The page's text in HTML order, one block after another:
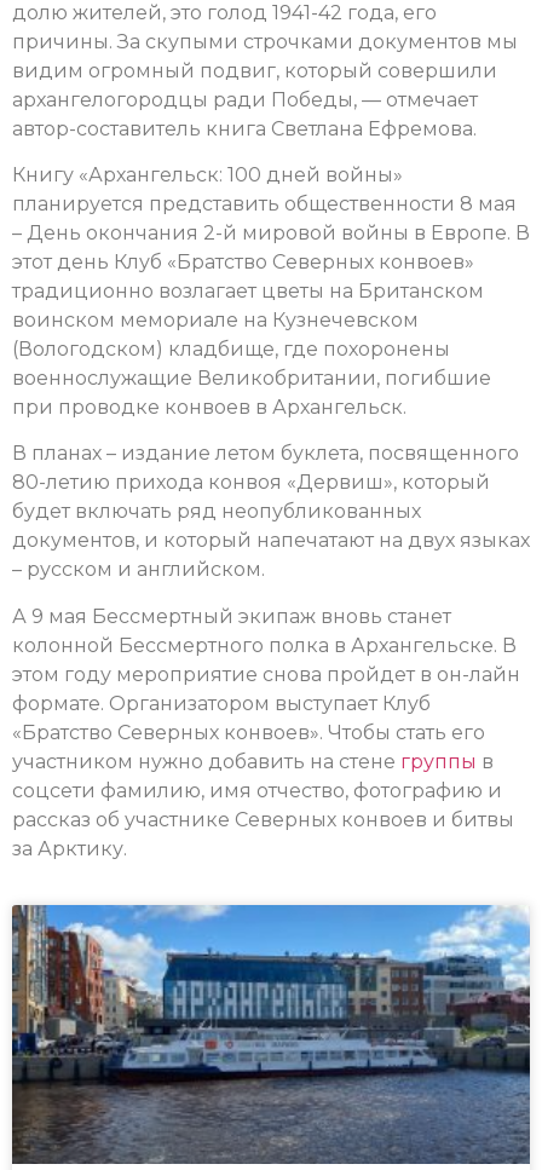
долю жителей, это голод 1941-42 года, его
причины. За скупыми строчками документов мы
видим огромный подвиг, который совершили
архангелогородцы ради Победы, — отмечает
автор-составитель книга Светлана Ефремова.
Книгу «Архангельск: 100 дней войны»
планируется представить общественности 8 мая
– День окончания 2-й мировой войны в Европе. В
этот день Клуб «Братство Северных конвоев»
традиционно возлагает цветы на Британском
воинском мемориале на Кузнечевском
(Вологодском) кладбище, где похоронены
военнослужащие Великобритании, погибшие
при проводке конвоев в Архангельск.
В планах – издание летом буклета, посвященного
80-летию прихода конвоя «Дервиш», который
будет включать ряд неопубликованных
документов, и который напечатают на двух языках
– русском и английском.
А 9 мая Бессмертный экипаж вновь станет
колонной Бессмертного полка в Архангельске. В
этом году мероприятие снова пройдет в он-лайн
формате. Организатором выступает Клуб
«Братство Северных конвоев». Чтобы стать его
участником нужно добавить на стене группы в
соцсети фамилию, имя отчество, фотографию и
рассказ об участнике Северных конвоев и битвы
за Арктику.